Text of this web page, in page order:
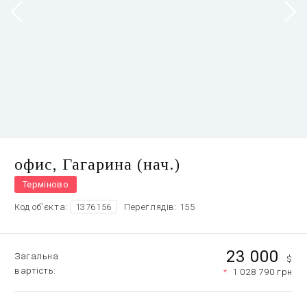
офис, Гагарина (нач.)
Терміново
Код об'єкта: 1376156 Переглядів: 155
Загальна
вартість
23 000
$
* 1 028 790 грн